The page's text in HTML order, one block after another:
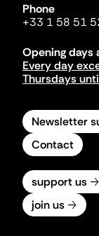
Phone
+33 1 58 51
Opening days
Every day
Thursdays
Newsletter
Contact
support us
join us